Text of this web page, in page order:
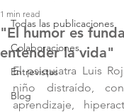
Todas las publicaciones
Colaboraciones
Entrevistas
Blog
"El humor es
entender la vida"
1 min read
El psiquiatra Luis
niño distraído,
aprendizaje,